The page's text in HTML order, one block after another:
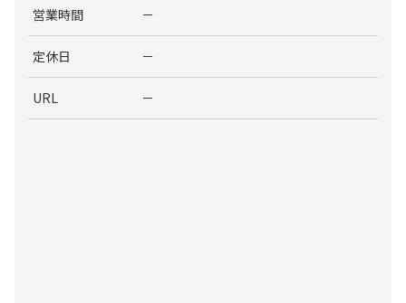
営業時間 －
定休日 －
URL －